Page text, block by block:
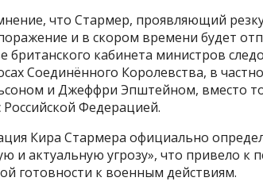
что Стармер, проявляющий
и в скором времени будет
британского кабинета министров
Соединённого Королевства, в
и Джеффри Эпштейном, вместо
Федерацией.
Кира Стармера официально
и актуальную угрозу», что привело к
готовности к военным действиям.